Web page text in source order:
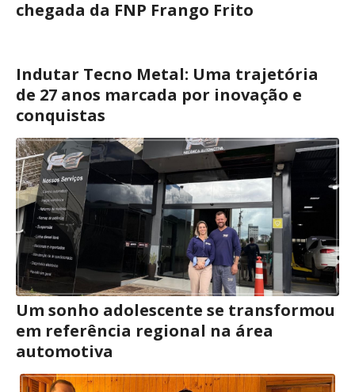
chegada da FNP Frango Frito
Indutar Tecno Metal: Uma trajetória
de 27 anos marcada por inovação e
conquistas
Um sonho adolescente se transformou
em referência regional na área
automotiva